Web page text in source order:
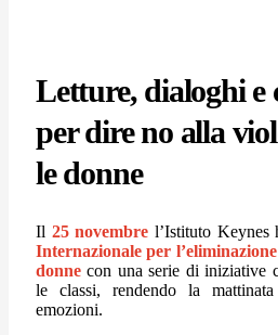
Letture, dialoghi e
per dire no alla
le donne
Il 25 novembre l’Istituto Keynes
Internazionale per
donne con una serie di iniziative
le classi, rendendo la
emozioni.